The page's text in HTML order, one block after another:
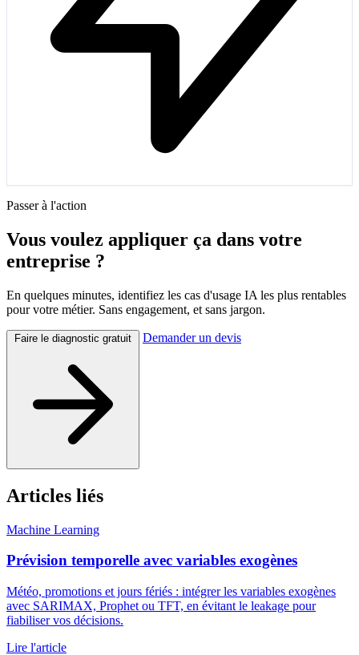
Passer à l'action
Vous voulez appliquer ça dans votre
entreprise ?
En quelques minutes, identifiez les cas d'usage IA les plus rentables
pour votre métier. Sans engagement, et sans jargon.
Faire le diagnostic gratuit Demander un devis
Articles liés
Machine Learning
Prévision temporelle avec variables exogènes
Météo, promotions et jours fériés : intégrer les variables exogènes
avec SARIMAX, Prophet ou TFT, en évitant le leakage pour
fiabiliser vos décisions.
Lire l'article